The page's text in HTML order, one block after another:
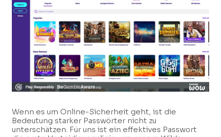
Wenn es um Online-Sicherheit geht, ist die
Bedeutung starker Passwörter nicht zu
unterschätzen. Für uns ist ein effektives Passwort